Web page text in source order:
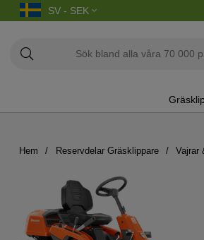
SV - SEK
Hem Reservdelar Gräsklippare Vajrar